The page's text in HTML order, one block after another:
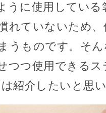
うに使用してい
れていないため
うものです。そ
つつ使用できる
紹介したいと思